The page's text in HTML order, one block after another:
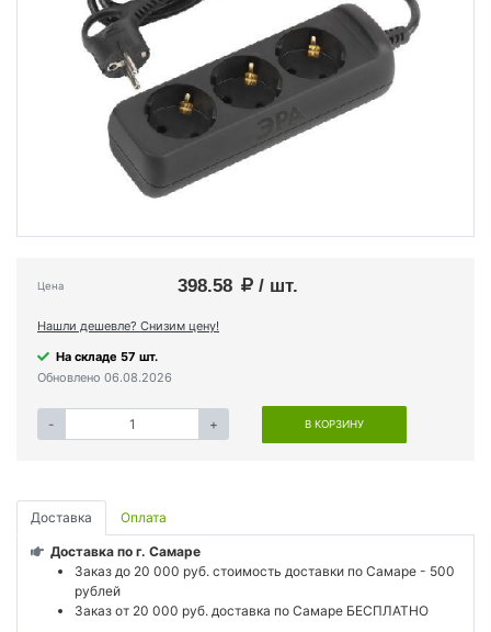
Цена 398.58 / шт.
Нашли дешевле? Снизим цену!
На складе 57 шт.
Обновлено 06.08.2026
- + В КОРЗИНУ
Доставка Оплата
Доставка по г. Самаре
Заказ до 20 000 руб. стоимость доставки по Самаре - 500
рублей
Заказ от 20 000 руб. доставка по Самаре БЕСПЛАТНО